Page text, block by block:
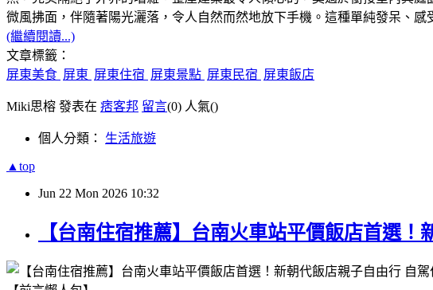
微風拂面，伴隨著陽光灑落，令人自然而然地放下手機。這種單純發呆、
(繼續閱讀...)
文章標籤：
屏東美食 屏東 屏東住宿 屏東景點 屏東民宿 屏東飯店
Miki思榕 發表在 痞客邦 留言(0) 人氣()
個人分類： 生活旅遊
▲top
Jun 22 Mon 2026 10:32
【台南住宿推薦】台南火車站平價飯店首選